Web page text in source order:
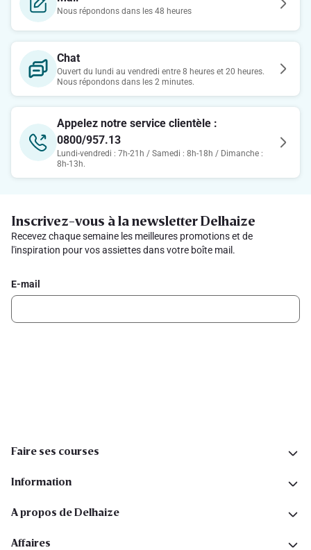
Nous répondons dans les 48 heures
Chat
Ouvert du lundi au vendredi entre 8 heures et 20 heures.
Nous répondons dans les 2 minutes.
Appelez notre service clientèle :
0800/957.13
Lundi-vendredi : 7h-21h / Samedi : 8h-18h / Dimanche :
8h-13h.
Inscrivez-vous à la newsletter Delhaize
Recevez chaque semaine les meilleures promotions et de
l'inspiration pour vos assiettes dans votre boîte mail.
E-mail
Faire ses courses
Information
A propos de Delhaize
Affaires